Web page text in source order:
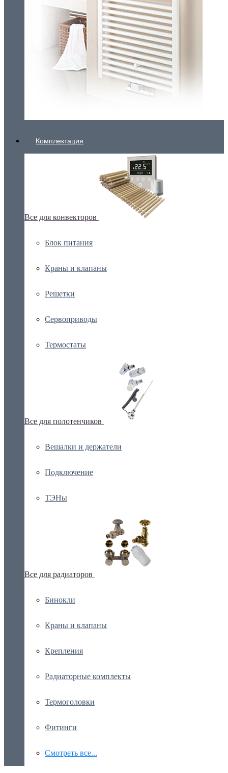
Комплектация
Все для конвекторов
Блок питания
Краны и клапаны
Решетки
Сервоприводы
Термостаты
Все для полотенчиков
Вешалки и держатели
Подключение
ТЭНы
Все для радиаторов
Бинокли
Краны и клапаны
Крепления
Радиаторные комплекты
Термоголовки
Фитинги
Смотреть все...